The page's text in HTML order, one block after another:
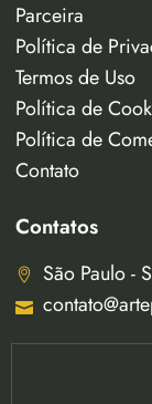
Parceira
Política de
Termos de Uso
Política de
Política de
Contato
Contatos
São Paulo -